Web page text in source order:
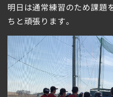
明日は通常練習のため課題
ちと頑張ります。